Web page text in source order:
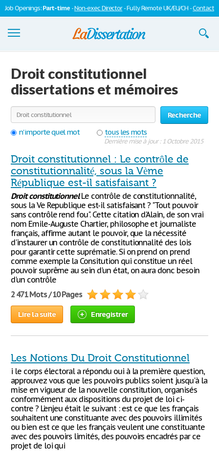
Job Openings:Part-time -Non-exec Director- Fully Remote UK/EU/CH -Contact
S'inscrire
Se connecter
Contactez-nous
Droit constitutionnel
dissertations et mémoires
Recherche
n'importe quel mot
tous les mots
Dernière mise à jour : 1 Octobre 2015
Droit constitutionnel : Le contrôle de
constitutionnalité, sous la Vème
République est-il satisfaisant ?
Droit constitutionnelLe contrôle de constitutionnalité,
sous la Ve Republique est-il satisfaisant ? "Tout pouvoir
sans contrôle rend fou". Cette citation d'Alain, de son vrai
nom Emile-Auguste Chartier, philosophe et journaliste
français, affirme autant le pouvoir, que la nécessité
d'instaurer un contrôle de constitutionnalité des lois
pour garantir cette suprématie. Si on prend on prend
comme exemple la Consitution qui constitue un réel
pouvoir suprême au sein d'un état, on aura donc besoin
d'un contrôle
2 471 Mots / 10 Pages
Lire la suite Enregistrer
Les Notions Du Droit Constitutionnel
i le corps électoral a répondu oui à la première question,
approuvez vous que les pouvoirs publics soient jusqu'à la
mise en vigueur de la nouvelle constitution, organisés
conformément aux dispositions du projet de loi ci-
contre ? L’enjeu était le suivant : est ce que les français
souhaitent une constituante avec des pouvoirs illimités
ou bien est ce que les français veulent une constituante
avec des pouvoirs limités, des pouvoirs encadrés par ce
projet de loi qui